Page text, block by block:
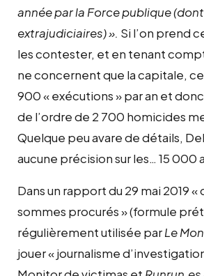
année par la Force publique
extrajudiciaires) ». Si l’on prend
les contester, et en tenant
ne concernent que la capitale,
900 « exécutions » par an et
de l’ordre de 2 700 homicides
Quelque peu avare de détails,
aucune précision sur les… 15 000
Dans un rapport du 29 mai 2019 «
sommes procurés » (formule
régulièrement utilisée parLe
jouer « journalisme